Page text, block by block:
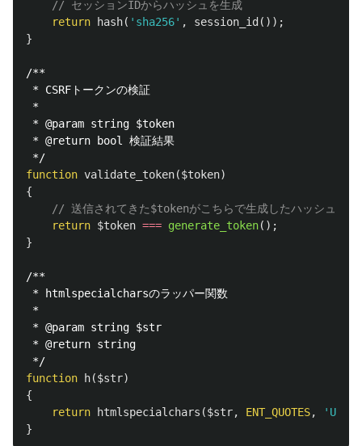
// セッションIDからハッシュを生成
return
hash( 'sha256' , session_id ());
}
/**
* CSRFトークンの検証
*
* @param string $token
* @return bool 検証結果
*/
function validate_token($token)
{
// 送信されてきた$tokenがこちらで生成したハッシュと一
return $token === generate_token();
}
/**
* htmlspecialcharsのラッパー関数
*
* @param string $str
* @return string
*/
function
h($str)
{
return
htmlspecialchars ($str, ENT_QUOTES,
'UTF-
}